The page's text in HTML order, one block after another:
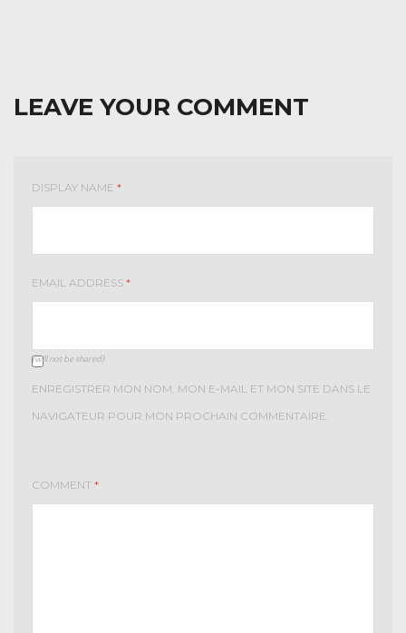
LEAVE YOUR COMMENT
DISPLAY NAME *
EMAIL ADDRESS *
(will not be shared)
ENREGISTRER MON NOM, MON E-MAIL ET MON SITE DANS LE
NAVIGATEUR POUR MON PROCHAIN COMMENTAIRE.
COMMENT *